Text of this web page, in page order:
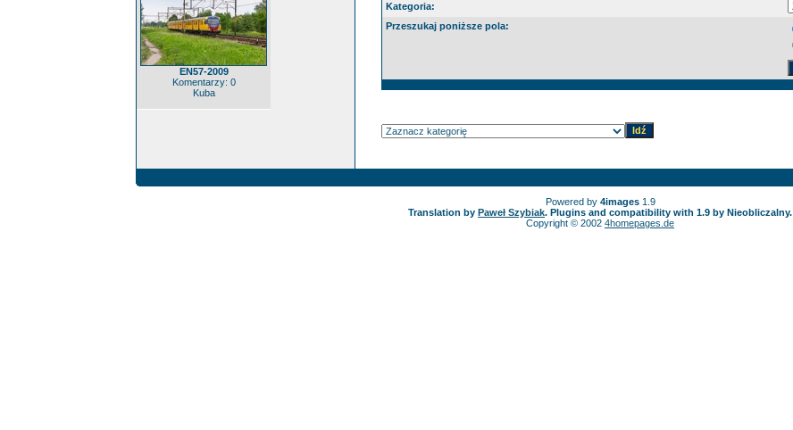
EN57-2009
Komentarzy: 0
Kuba
Kategoria:
Przeszukaj poniższe pola:
Powered by 4images1.9
Translation by Paweł Szybiak. Plugins and compatibility with 1.9 by Nieobliczalny.
Copyright © 2002 4homepages.de